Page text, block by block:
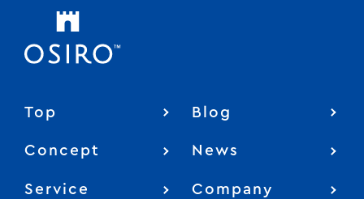
Top
Concept
Service
Blog
News
Company